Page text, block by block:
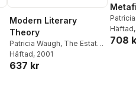
Modern Literary
Theory
Patricia Waugh, The Estate
of Philip Rice
Waugh,Philip Rice
Häftad, 2001
637 kr
Häftad
708